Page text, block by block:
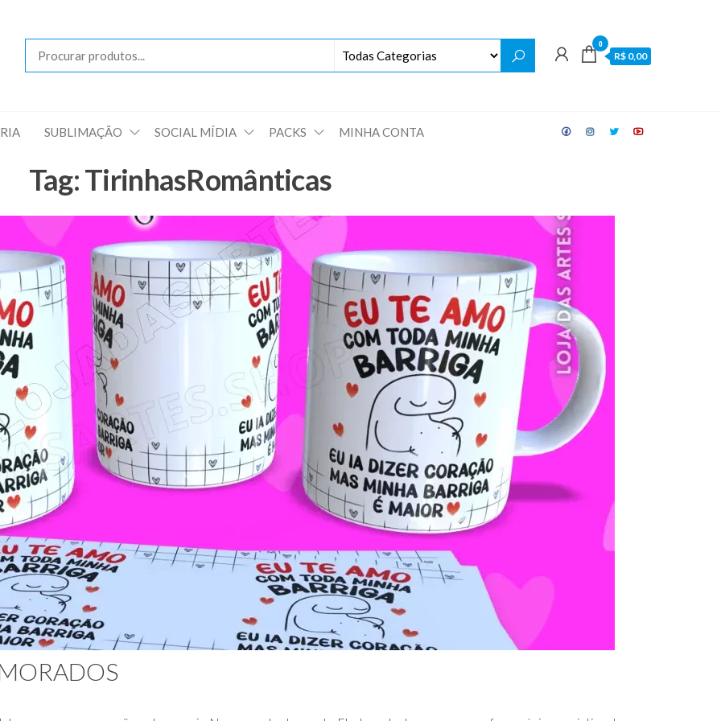
das
Artes
0
R$ 0,00
SUBLIMAÇÃO SOCIAL MÍDIA PACKS MINHA CONTA
Tag:TirinhasRomânticas